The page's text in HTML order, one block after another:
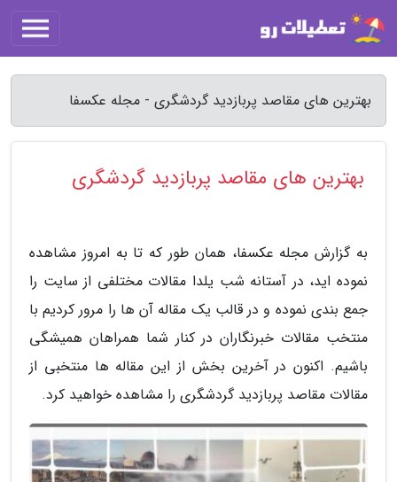
بهترین های مقاصد پربازدید گردشگری - مجله عکسفا
بهترین های مقاصد پربازدید گردشگری
به گزارش مجله عکسفا، همان طور که تا به امروز مشاهده
نموده اید، در آستانه شب یلدا مقالات مختلفی از سایت را
جمع بندی نموده و در قالب یک مقاله آن ها را مرور کردیم با
منتخب مقالات خبرنگاران در کنار شما همراهان همیشگی
باشیم. اکنون در آخرین بخش از این مقاله ها منتخبی از
مقالات مقاصد پربازدید گردشگری را مشاهده خواهید کرد.